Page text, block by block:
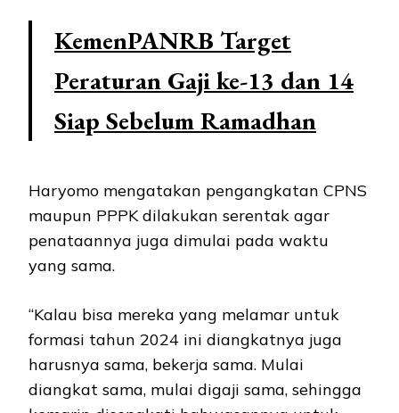
KemenPANRB Target
Peraturan Gaji ke-13 dan 14
Siap Sebelum Ramadhan
Haryomo mengatakan pengangkatan CPNS
maupun PPPK dilakukan serentak agar
penataannya juga dimulai pada waktu
yang sama.
“Kalau bisa mereka yang melamar untuk
formasi tahun 2024 ini diangkatnya juga
harusnya sama, bekerja sama. Mulai
diangkat sama, mulai digaji sama, sehingga